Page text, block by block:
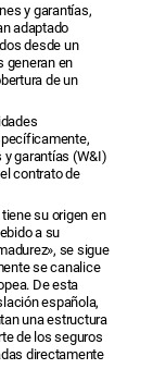
y garantías,
adaptado
desde un
generan en
de un
garantías (W&I)
contrato de
su origen en
a su
se sigue
se canalice
De esta
española,
una estructura
de los seguros
directamente